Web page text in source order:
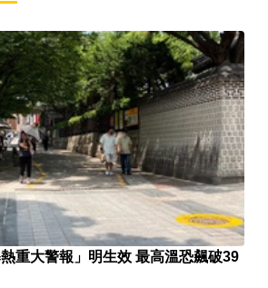
重大警報」明生效 最高溫恐飆破39